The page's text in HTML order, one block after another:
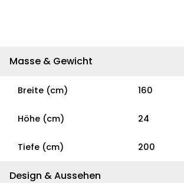
Masse & Gewicht
Breite (cm) 160
Höhe (cm) 24
Tiefe (cm) 200
Design & Aussehen